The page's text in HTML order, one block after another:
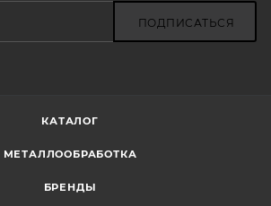
ПОДПИСАТЬСЯ
КАТАЛОГ
МЕТАЛЛООБРАБОТКА
БРЕНДЫ